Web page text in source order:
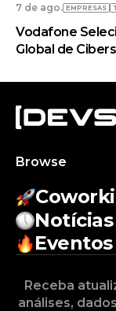
7 de ago. EMPRESAS
Vodafone
Global de
Browse
Notícias
Eventos
Receba
análises,